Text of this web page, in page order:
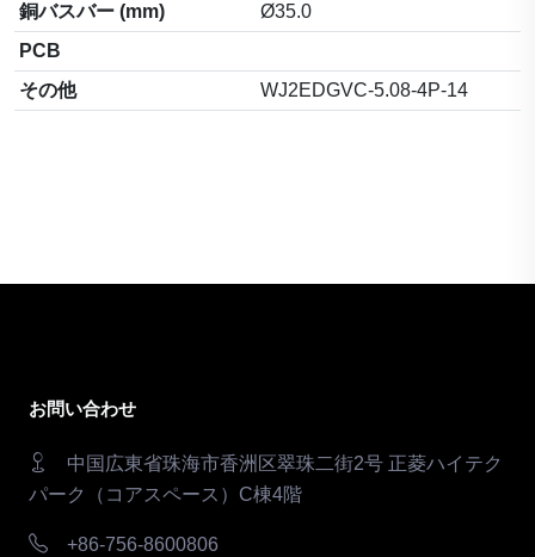
銅バスバー (mm)
Ø35.0
PCB
その他
WJ2EDGVC-5.08-4P-14
お問い合わせ
中国広東省珠海市香洲区翠珠二街2号 正菱ハイテク
パーク（コアスペース）C棟4階
+86-756-8600806